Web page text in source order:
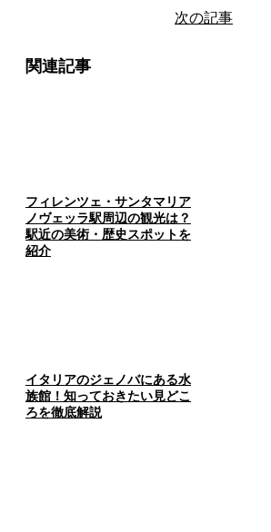
次の記事
関連記事
フィレンツェ・サンタマリア
ノヴェッラ駅周辺の観光は？
駅近の美術・歴史スポットを
紹介
イタリアのジェノバにある水
族館！知っておきたい見どこ
ろを徹底解説